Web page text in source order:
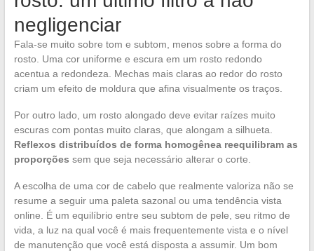
negligenciar
Fala-se muito sobre tom e subtom, menos sobre a forma do
rosto. Uma cor uniforme e escura em um rosto redondo
acentua a redondeza. Mechas mais claras ao redor do rosto
criam um efeito de moldura que afina visualmente os traços.
Por outro lado, um rosto alongado deve evitar raízes muito
escuras com pontas muito claras, que alongam a silhueta.
Reflexos distribuídos de forma homogênea reequilibram as
proporções sem que seja necessário alterar o corte.
A escolha de uma cor de cabelo que realmente valoriza não se
resume a seguir uma paleta sazonal ou uma tendência vista
online. É um equilíbrio entre seu subtom de pele, seu ritmo de
vida, a luz na qual você é mais frequentemente vista e o nível
de manutenção que você está disposta a assumir. Um bom